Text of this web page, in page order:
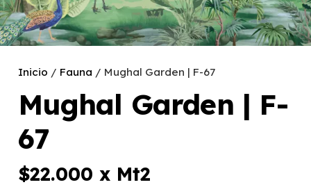
Inicio / Fauna / Mughal Garden | F-67
Mughal Garden | F-
67
$22.000 x Mt2